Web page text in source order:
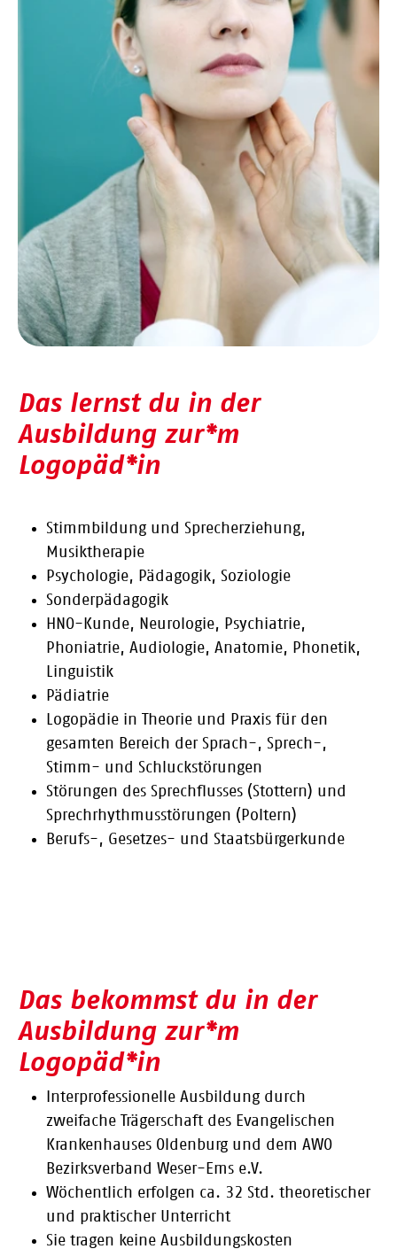
Das lernst du in der
Ausbildung zur*m
Logopäd*in
Stimmbildung und Sprecherziehung,
Musiktherapie
Psychologie, Pädagogik, Soziologie
Sonderpädagogik
HNO-Kunde, Neurologie, Psychiatrie,
Phoniatrie, Audiologie, Anatomie, Phonetik,
Linguistik
Pädiatrie
Logopädie in Theorie und Praxis für den
gesamten Bereich der Sprach-, Sprech-,
Stimm- und Schluckstörungen
Störungen des Sprechflusses (Stottern) und
Sprechrhythmusstörungen (Poltern)
Berufs-, Gesetzes- und Staatsbürgerkunde
Das bekommst du in der
Ausbildung zur*m
Logopäd*in
Interprofessionelle Ausbildung durch
zweifache Trägerschaft des Evangelischen
Krankenhauses Oldenburg und dem AWO
Bezirksverband Weser-Ems e.V.
Wöchentlich erfolgen ca. 32 Std. theoretischer
und praktischer Unterricht
Sie tragen keine Ausbildungskosten